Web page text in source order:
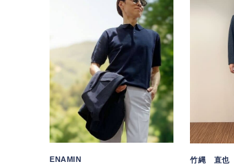
ENAMIN
竹縄 直也